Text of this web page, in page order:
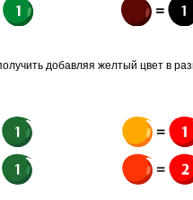
добавляя желтый цвет в